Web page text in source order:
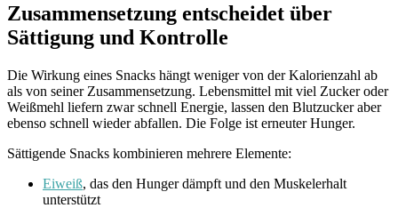
Zusammensetzung entscheidet über
Sättigung und Kontrolle
Die Wirkung eines Snacks hängt weniger von der Kalorienzahl ab
als von seiner Zusammensetzung. Lebensmittel mit viel Zucker oder
Weißmehl liefern zwar schnell Energie, lassen den Blutzucker aber
ebenso schnell wieder abfallen. Die Folge ist erneuter Hunger.
Sättigende Snacks kombinieren mehrere Elemente:
Eiweiß, das den Hunger dämpft und den Muskelerhalt
unterstützt